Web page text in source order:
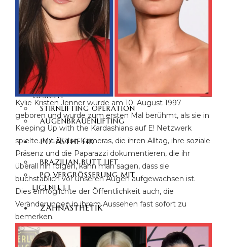
STIRNVERKLEINERUNG
HALSSTRAFFUNG
FOX EYES TÜRKEI
BLEPHAROPLASTIK
BICHEKTOMIE
OHRENKORREKTUR
FETTABSAUGUNG
GESICHT
STIRNLIFTING OPERATION
AUGENBRAUENLIFTING
PO-ÄSTHETIK
BRAZILIAN BUTT LIFT
PO VERGRÖSSERUNG MIT E
IGENFETT
ZAHNÄSTHETIK
HOLLYWOOD LÄCHELN
ZIRKONIUM ZÄHNE
Kylie Kristen Jenner wurde am 10. August 1997
geboren und wurde zum ersten Mal berühmt, als sie in
Keeping Up with the Kardashians auf E! Netzwerk
spielte. Mit all den Kameras, die ihren Alltag, ihre soziale
Präsenz und die Paparazzi dokumentieren, die ihr
überall hin folgen, kann man sagen, dass sie
buchstäblich vor unseren Augen aufgewachsen ist.
Dies ermöglichte der Öffentlichkeit auch, die
Veränderungen in ihrem Aussehen fast sofort zu
bemerken.